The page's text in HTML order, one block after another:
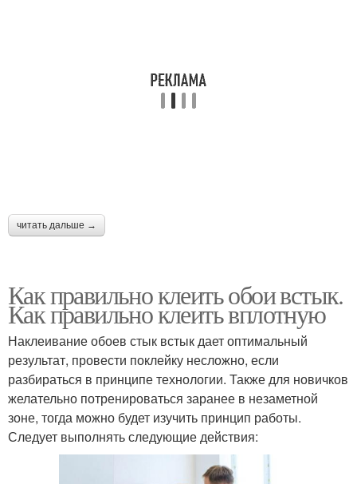
читать дальше →
Как правильно клеить обои встык.
Как правильно клеить вплотную
Наклеивание обоев стык встык дает оптимальный
результат, провести поклейку несложно, если
разбираться в принципе технологии. Также для новичков
желательно потренироваться заранее в незаметной
зоне, тогда можно будет изучить принцип работы.
Следует выполнять следующие действия: